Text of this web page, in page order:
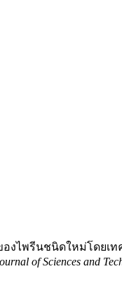
ไพรีนชนิดใหม่โดยเท
of Sciences and